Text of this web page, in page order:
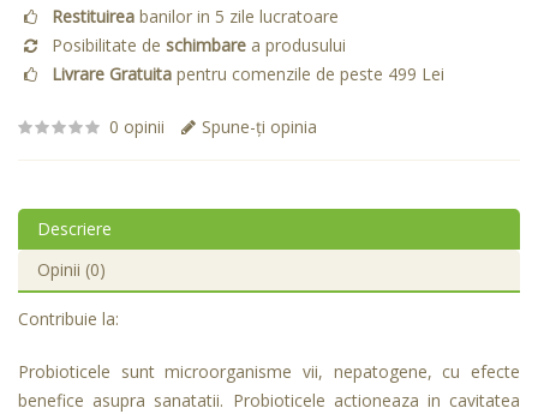
Restituirea banilor in 5 zile lucratoare
Posibilitate de schimbare a produsului
Livrare Gratuita pentru comenzile de peste 499 Lei
0 opinii Spune-ţi opinia
Descriere
Opinii (0)
Contribuie la:
Probioticele sunt microorganisme vii, nepatogene, cu efecte
benefice asupra sanatatii. Probioticele actioneaza in cavitatea